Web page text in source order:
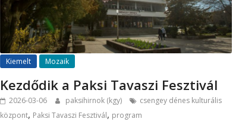
Kiemelt Mozaik
Kezdődik a Paksi Tavaszi Fesztivál
2026-03-06 paksihirnok (kgy)
csengey dénes kulturális
központ, Paksi Tavaszi Fesztivál, program